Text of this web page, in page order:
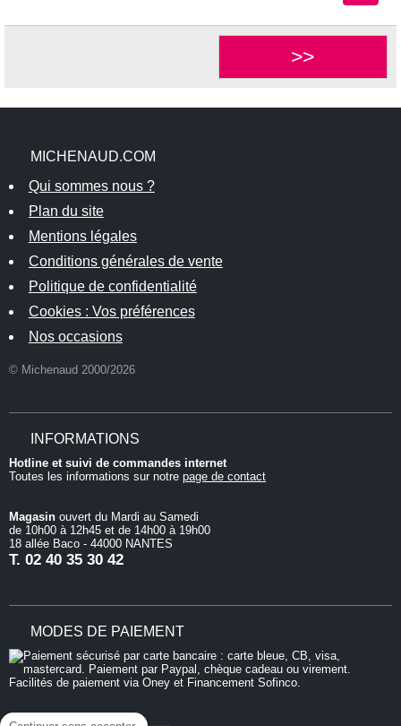
>>
MICHENAUD.COM
Qui sommes nous ?
Plan du site
Mentions légales
Conditions générales de vente
Politique de confidentialité
Cookies : Vos préférences
Nos occasions
© Michenaud 2000/2026
INFORMATIONS
Hotline et suivi de commandes internet
Toutes les informations sur notre page de contact
Magasin ouvert du Mardi au Samedi
de 10h00 à 12h45 et de 14h00 à 19h00
18 allée Baco - 44000 NANTES
T. 02 40 35 30 42
MODES DE PAIEMENT